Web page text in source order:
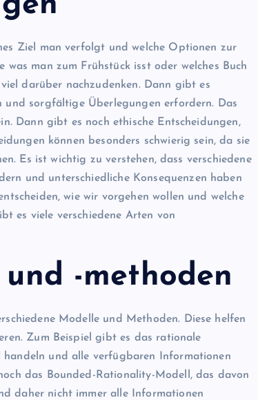
Ziel man verfolgt und welche Optionen zur
man zum Frühstück isst oder welches Buch
darüber nachzudenken. Dann gibt es
und sorgfältige Überlegungen erfordern. Das
Dann gibt es noch ethische Entscheidungen,
können besonders schwierig sein, da sie
Es ist wichtig zu verstehen, dass verschiedene
und unterschiedliche Konsequenzen haben
wie wir vorgehen wollen und welche
es viele verschiedene Arten von
-methoden
Modelle und Methoden. Diese helfen
Zum Beispiel gibt es das rationale
handeln und alle verfügbaren Informationen
das Bounded-Rationality-Modell, das davon
daher nicht immer alle Informationen